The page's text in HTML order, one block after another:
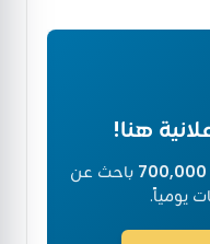
هنا!
700,000 باحث عن
يومياً.